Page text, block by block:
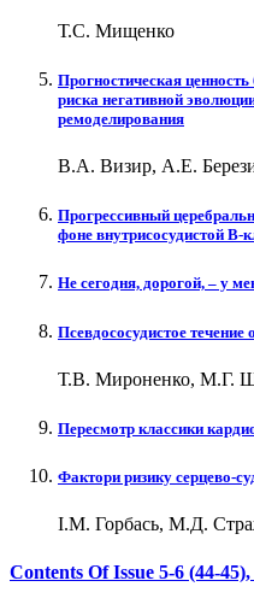
Т.С. Мищенко
Прогностическая
риска негативной
ремоделирования
В.А. Визир, А.Е.
Прогрессивный
фоне внутрисосудистой
Не сегодня, дорогой, – у
Псевдососудистое течение
Т.В. Мироненко, М.Г.
Пересмотр классики
Фактори ризику серцево-
І.М. Горбась, М.Д.
Contents Of Issue 5-6 (44-45),